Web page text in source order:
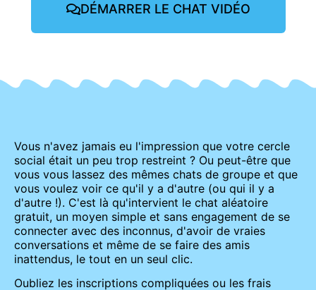
DÉMARRER LE CHAT VIDÉO
Vous n'avez jamais eu l'impression que votre cercle
social était un peu trop restreint ? Ou peut-être que
vous vous lassez des mêmes chats de groupe et que
vous voulez voir ce qu'il y a d'autre (ou qui il y a
d'autre !). C'est là qu'intervient le chat aléatoire
gratuit, un moyen simple et sans engagement de se
connecter avec des inconnus, d'avoir de vraies
conversations et même de se faire des amis
inattendus, le tout en un seul clic.
Oubliez les inscriptions compliquées ou les frais